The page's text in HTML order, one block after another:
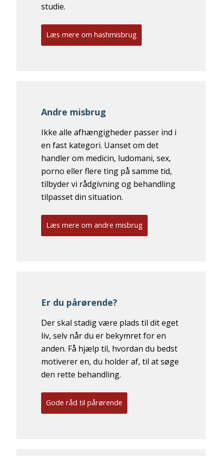
studie.
Læs mere om hashmisbrug
Andre misbrug
Ikke alle afhængigheder passer ind i
en fast kategori. Uanset om det
handler om medicin, ludomani, sex,
porno eller flere ting på samme tid,
tilbyder vi rådgivning og behandling
tilpasset din situation.
Læs mere om andre misbrug
Er du pårørende?
Der skal stadig være plads til dit eget
liv, selv når du er bekymret for en
anden. Få hjælp til, hvordan du bedst
motiverer en, du holder af, til at søge
den rette behandling.
Gode råd til pårørende